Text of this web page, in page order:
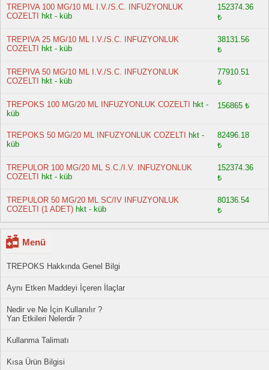
TREPIVA 100 MG/10 ML I.V./S.C. INFUZYONLUK
COZELTI
hkt - küb
152374.36
₺
TREPIVA 25 MG/10 ML I.V./S.C. INFUZYONLUK
COZELTI
hkt - küb
38131.56
₺
TREPIVA 50 MG/10 ML I.V./S.C. INFUZYONLUK
COZELTI
hkt - küb
77910.51
₺
TREPOKS 100 MG/20 ML INFUZYONLUK COZELTI
hkt -
küb
156865 ₺
TREPOKS 50 MG/20 ML INFUZYONLUK COZELTI
hkt -
küb
82496.18
₺
TREPULOR 100 MG/20 ML S.C./I.V. INFUZYONLUK
COZELTI
hkt - küb
152374.36
₺
TREPULOR 50 MG/20 ML SC/IV INFUZYONLUK
COZELTI (1 ADET) hkt - küb
80136.54
₺
Menü
TREPOKS Hakkında Genel Bilgi
Aynı Etken Maddeyi İçeren İlaçlar
Nedir ve Ne İçin Kullanılır ?
Yan Etkileri Nelerdir ?
Kullanma Talimatı
Kısa Ürün Bilgisi